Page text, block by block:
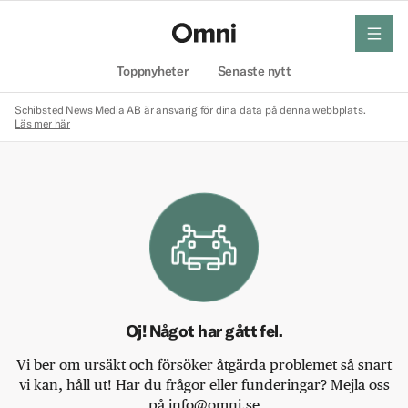
Toppnyheter Senaste nytt
meny
Schibsted News Media AB är ansvarig för dina data på denna webbplats.
Läs mer här
Oj! Något har gått fel.
Vi ber om ursäkt och försöker åtgärda problemet så snart
vi kan, håll ut! Har du frågor eller funderingar? Mejla oss